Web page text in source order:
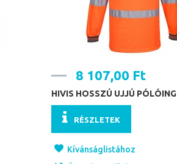
8 107,00 Ft
HIVIS HOSSZÚ UJJÚ PÓLÓING
RÉSZLETEK
Kívánságlistához